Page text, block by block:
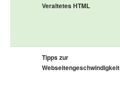
Veraltetes HTML
Tipps zur
Webseitengeschwindigkeit